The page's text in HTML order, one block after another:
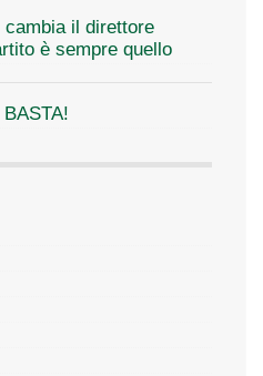
il direttore
è sempre quello